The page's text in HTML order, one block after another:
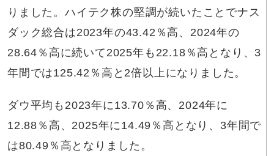
りました。ハイテク株の堅調が続いたことでナス
ダック総合は2023年の43.42％高、2024年の
28.64％高に続いて2025年も22.18％高となり、3
年間では125.42％高と2倍以上になりました。
ダウ平均も2023年に13.70％高、2024年に
12.88％高、2025年に14.49％高となり、3年間で
は80.49％高となりました。